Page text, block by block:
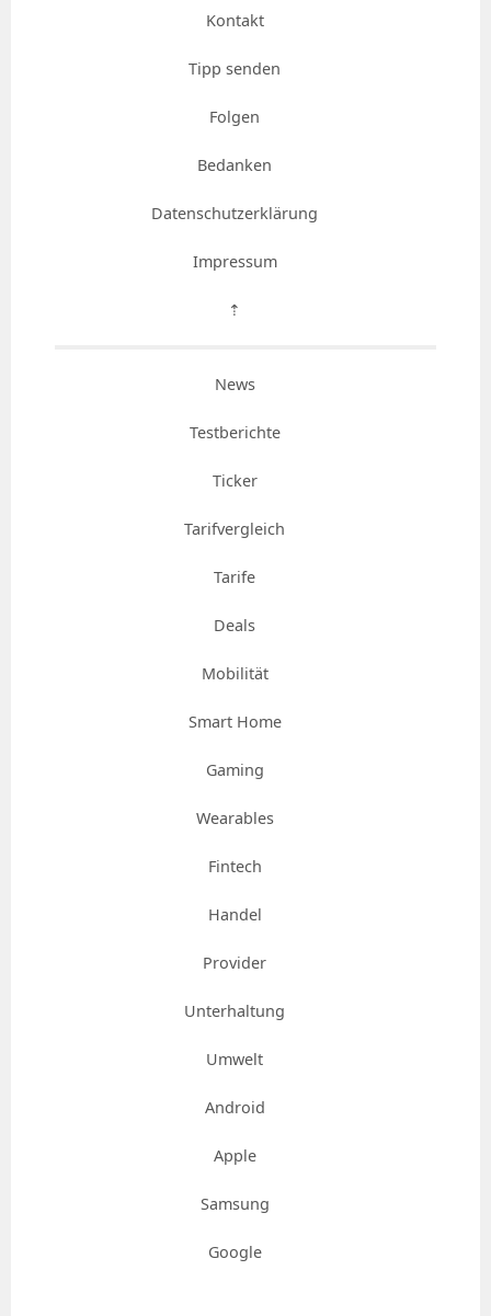
Kontakt
Tipp senden
Folgen
Bedanken
Datenschutzerklärung
Impressum
⇡
News
Testberichte
Ticker
Tarifvergleich
Tarife
Deals
Mobilität
Smart Home
Gaming
Wearables
Fintech
Handel
Provider
Unterhaltung
Umwelt
Android
Apple
Samsung
Google